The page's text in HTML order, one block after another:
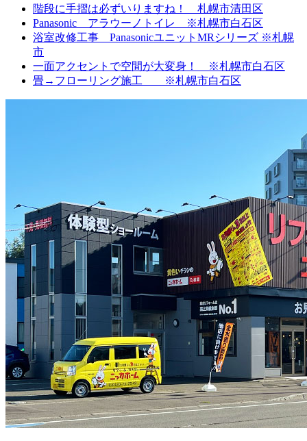
階段に手摺は必ずいりますね！ 札幌市清田区
Panasonic アラウーノトイレ ※札幌市白石区
浴室改修工事 PanasonicユニットMRシリーズ ※札幌
市
一面アクセントで空間が大変身！ ※札幌市白石区
畳→フローリング施工 ※札幌市白石区